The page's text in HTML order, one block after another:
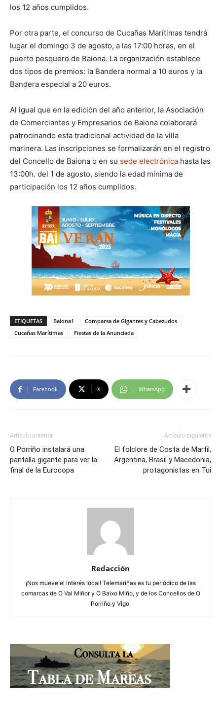
los 12 años cumplidos.
Por otra parte, el concurso de Cucañas Marítimas tendrá
lugar el domingo 3 de agosto, a las 17:00 horas, en el
puerto pesquero de Baiona. La organización establece
dos tipos de premios: la Bandera normal a 10 euros y la
Bandera especial a 20 euros.
Al igual que en la edición del año anterior, la Asociación
de Comerciantes y Empresarios de Baiona colaborará
patrocinando esta tradicional actividad de la villa
marinera. Las inscripciones se formalizarán en el registro
del Concello de Baiona o en su sede electrónica hasta las
13:00h. del 1 de agosto, siendo la edad mínima de
participación los 12 años cumplidos.
ETIQUETAS Baiona1
Comparsa de Gigantes y Cabezudos
Cucañas Marítimas
Fiestas de la Anunciada
Facebook X WhatsApp
Artículo anterior
O Porriño instalará una
pantalla gigante para ver la
final de la Eurocopa
Artículo siguiente
El folclore de Costa de Marfil,
Argentina, Brasil y Macedonia,
protagonistas en Tui
Redacción
¡Nos mueve el interés local! Telemariñas es tu periódico de las
comarcas de O Val Miñor y O Baixo Miño, y de los Concellos de O
Porriño y Vigo.